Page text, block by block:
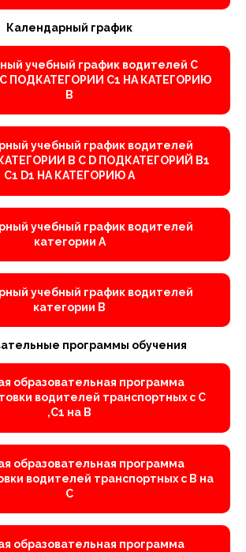
Календарный график
учебный график водителей С
ПОДКАТЕГОРИИ С1 НА КАТЕГОРИЮ
В
учебный график водителей
В C D ПОДКАТЕГОРИЙ В1
С1 D1 НА КАТЕГОРИЮ А
учебный график водителей
категории А
учебный график водителей
категории В
программы обучения
образовательная программа
водителей транспортных с С
,С1 на В
образовательная программа
водителей транспортных с В на
С
образовательная программа